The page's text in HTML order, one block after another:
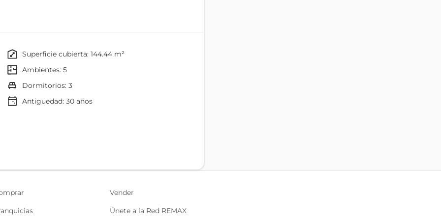
espacio de almacenamiento.
extra o sala de entretenimiento.
superficie cubierta: 144.44 m²
ambientes: 5
dormitorios: 3
Antigüedad:30años
Cocina
Vender
Únete a la Red REMAX